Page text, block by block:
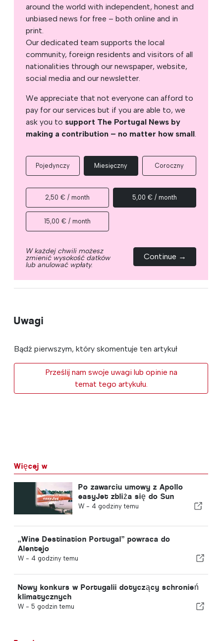
around the world with independent, honest and
unbiased news for free – both online and in
print.
Our dedicated team supports the local
community, foreign residents and visitors of all
nationalities through our newspaper, website,
social media and our newsletter.
We appreciate that not everyone can afford to
pay for our services but if you are able to, we
ask you to support The Portugal News by
making a contribution – no matter how small.
Pojedynczy Miesięczny Coroczny
2,50 € / month 5,00 € / month
15,00 € / month
W każdej chwili możesz
zmienić wysokość datków
lub anulować wpłaty.
Continue →
Uwagi
Bądź pierwszym, który skomentuje ten artykuł
Prześlij nam swoje uwagi lub opinie na
temat tego artykułu.
Więcej w
Po zawarciu umowy z Apollo
easyJet zbliża się do Sun
W - 4 godziny temu
„Wine Destination Portugal” powraca do
Alentejo
W - 4 godziny temu
Nowy konkurs w Portugalii dotyczący schronień
klimatycznych
W - 5 godzin temu